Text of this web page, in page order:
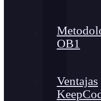
OB1
Ventajas